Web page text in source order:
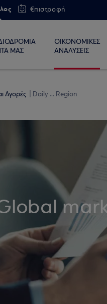
€πιστροφή
ΜΑΣ
ΟΙΚΟΝΟΜΙΚΕΣ
ΑΝΑΛΥΣΕΙΣ
Αγορές Daily ... Region